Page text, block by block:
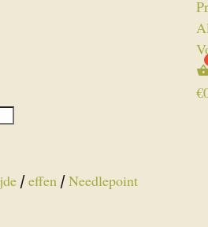
€
/effen/Needlepoint